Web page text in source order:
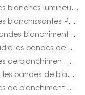
bandes blanches lumineuses onuge
bandes blanchissantes Pap onuge
Pap bandes blanchiment des dents acheter onuge
dissoudre les bandes de blanchiment des dents onuge
bandes de blanchiment des dents biologiques
toutes les bandes de blanchiment des dents naturelles onuge
bandes de blanchiment des dents sans cruauté envers les animaux